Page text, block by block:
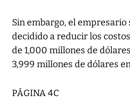
Sin embargo, el empresario
decidido a reducir los
de 1,000 millones de
3,999 millones de dólares
PÁGINA 4C